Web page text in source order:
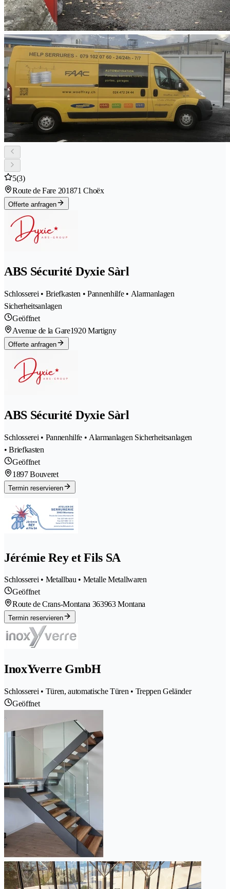
5(3)
Route de Fare 201871 Choëx
Offerte anfragen
ABS Sécurité Dyxie Sàrl
Schlosserei • Briefkasten • Pannenhilfe • Alarmanlagen
Sicherheitsanlagen
Geöffnet
Avenue de la Gare1920 Martigny
Offerte anfragen
ABS Sécurité Dyxie Sàrl
Schlosserei • Pannenhilfe • Alarmanlagen Sicherheitsanlagen
• Briefkasten
Geöffnet
1897 Bouveret
Termin reservieren
Jérémie Rey et Fils SA
Schlosserei • Metallbau • Metalle Metallwaren
Geöffnet
Route de Crans-Montana 363963 Montana
Termin reservieren
InoxYverre GmbH
Schlosserei • Türen, automatische Türen • Treppen Geländer
Geöffnet